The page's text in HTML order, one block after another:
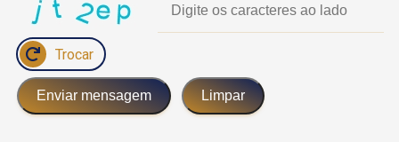
Trocar
Enviar mensagem Limpar